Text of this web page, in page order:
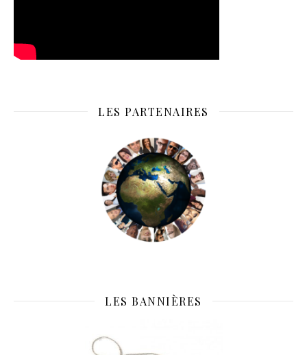
LES PARTENAIRES
LES BANNIÈRES